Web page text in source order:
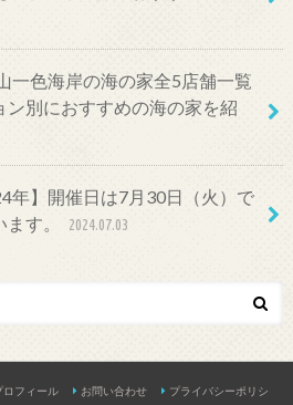
一色海岸の海の家全5店舗一覧
ン別におすすめの海の家を紹
年】開催日は7月30日（火）で
す。
2024.07.03
ロフィール お問い合わせ プライバシーポリシ